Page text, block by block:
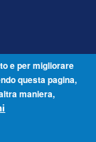
telematico
– ISSN 2421-2466
Venezia - Italia -
e per migliorare
questa pagina,
maniera,